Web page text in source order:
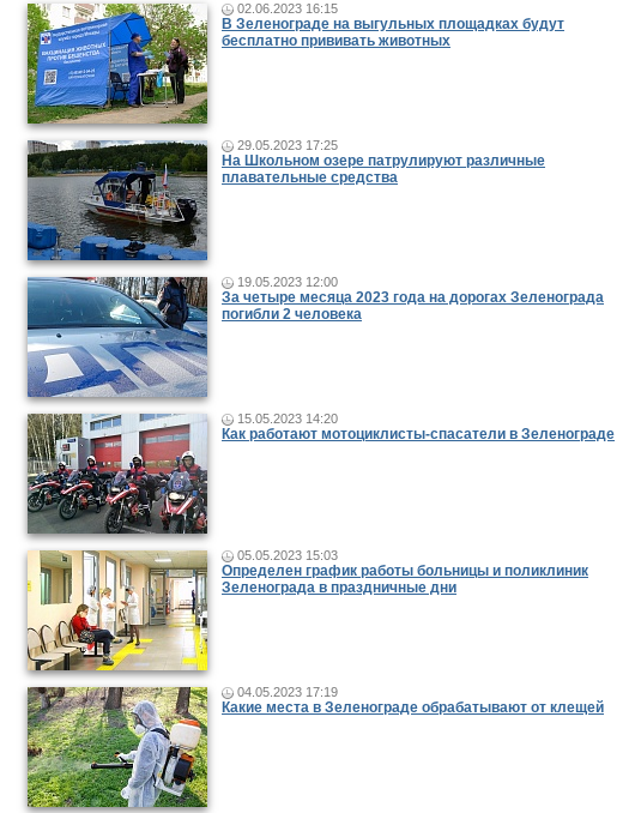
02.06.2023 16:15
В Зеленограде на выгульных площадках будут
бесплатно прививать животных
29.05.2023 17:25
На Школьном озере патрулируют различные
плавательные средства
19.05.2023 12:00
За четыре месяца 2023 года на дорогах Зеленограда
погибли 2 человека
15.05.2023 14:20
Как работают мотоциклисты-спасатели в Зеленограде
05.05.2023 15:03
Определен график работы больницы и поликлиник
Зеленограда в праздничные дни
04.05.2023 17:19
Какие места в Зеленограде обрабатывают от клещей